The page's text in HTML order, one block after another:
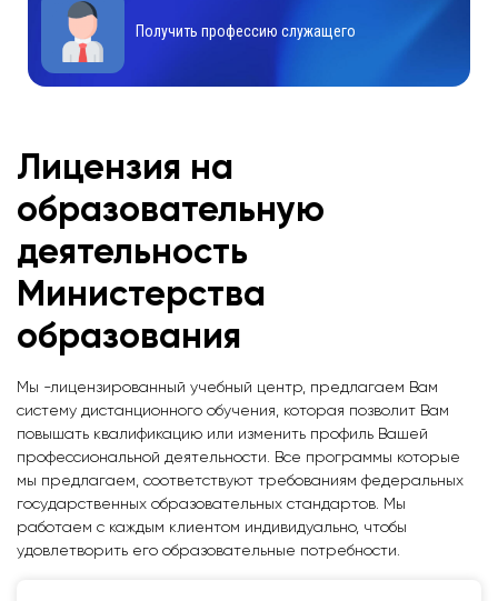
Получить профессию служащего
Лицензия на
образовательную
деятельность
Министерства
образования
Мы -лицензированный учебный центр, предлагаем Вам
систему дистанционного обучения, которая позволит Вам
повышать квалификацию или изменить профиль Вашей
профессиональной деятельности. Все программы которые
мы предлагаем, соответствуют требованиям федеральных
государственных образовательных стандартов. Мы
работаем с каждым клиентом индивидуально, чтобы
удовлетворить его образовательные потребности.